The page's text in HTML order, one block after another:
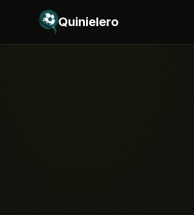
Saltar al contenido
Quinielero